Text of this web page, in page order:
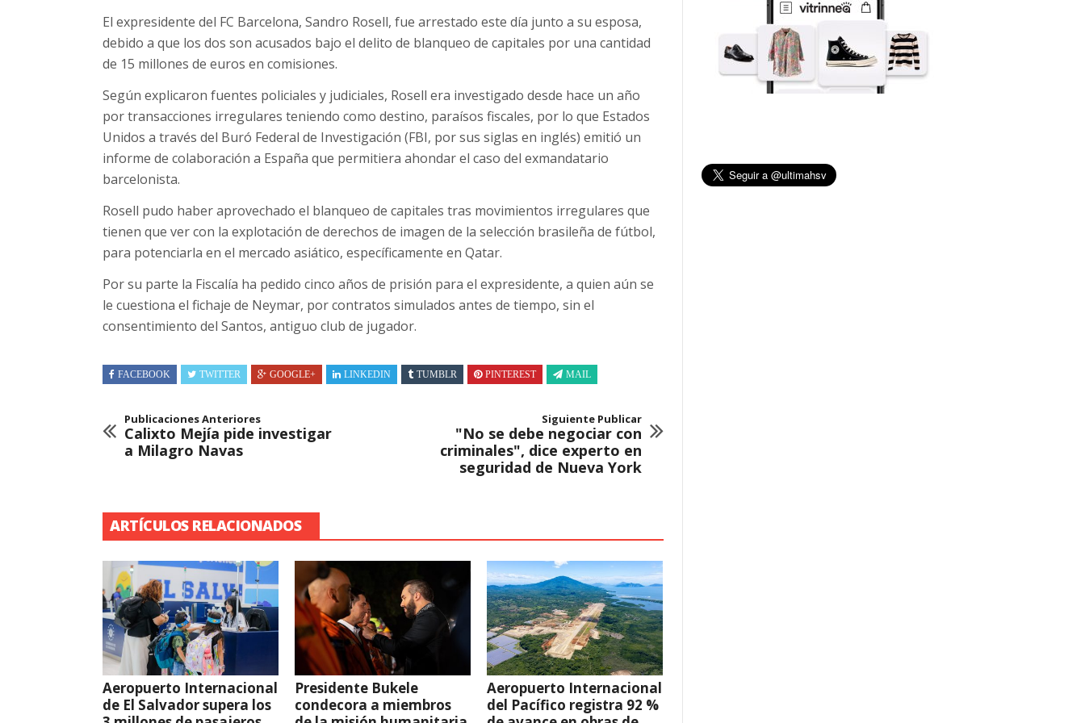
El expresidente del FC Barcelona, Sandro Rosell, fue arrestado este día junto a su esposa,
debido a que los dos son acusados bajo el delito de blanqueo de capitales por una cantidad
de 15 millones de euros en comisiones.
Según explicaron fuentes policiales y judiciales, Rosell era investigado desde hace un año
por transacciones irregulares teniendo como destino, paraísos fiscales, por lo que Estados
Unidos a través del Buró Federal de Investigación (FBI, por sus siglas en inglés) emitió un
informe de colaboración a España que permitiera ahondar el caso del exmandatario
barcelonista.
Rosell pudo haber aprovechado el blanqueo de capitales tras movimientos irregulares que
tienen que ver con la explotación de derechos de imagen de la selección brasileña de fútbol,
para potenciarla en el mercado asiático, específicamente en Qatar.
Por su parte la Fiscalía ha pedido cinco años de prisión para el expresidente, a quien aún se
le cuestiona el fichaje de Neymar, por contratos simulados antes de tiempo, sin el
consentimiento del Santos, antiguo club de jugador.
FACEBOOK TWITTER GOOGLE+ LINKEDIN TUMBLR PINTEREST MAIL
Publicaciones Anteriores
Calixto Mejía pide investigar
a Milagro Navas
Siguiente Publicar
"No se debe negociar con
criminales", dice experto en
seguridad de Nueva York
ARTÍCULOS RELACIONADOS
Aeropuerto Internacional
de El Salvador supera los
Presidente Bukele
condecora a miembros
Aeropuerto Internacional
del Pacífico registra 92 %